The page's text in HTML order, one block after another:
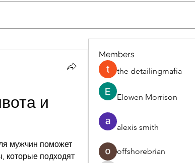
и
мужчин поможет
которые подходят
Members
the detailingmafia
Elowen Morrison
alexis smith
offshorebrian